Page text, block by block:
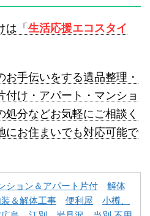
士別市不用品回収
は「 生活応援エコスタイ
手伝いをする遺品整理・
け・アパート・マンショ
処分などお気軽にご相談く
にお住まいでも対応可能で
ション＆アパート片付
解体
＆解体工事 便利屋
小樽、